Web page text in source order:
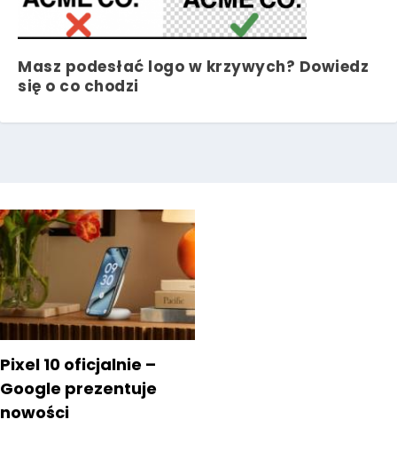
Masz podesłać logo w krzywych? Dowiedz
się o co chodzi
Pixel 10 oficjalnie –
Google prezentuje
nowości